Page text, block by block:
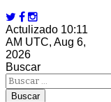
Actulizado 10:11
AM UTC, Aug 6,
2026
Buscar